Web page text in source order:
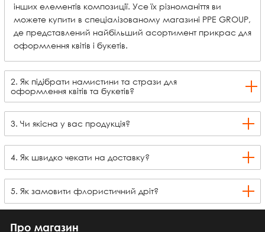
інших елементів композиції. Усе їх різноманіття ви
можете купити в спеціалізованому магазині PPE GROUP,
де представлений найбільший асортимент прикрас для
оформлення квітів і букетів.
2. Як підібрати намистини та стрази для
оформлення квітів та букетів?
3. Чи якісна у вас продукція?
4. Як швидко чекати на доставку?
5. Як замовити флористичний дріт?
Про магазин